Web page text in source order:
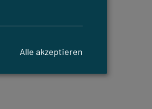
Alle akzeptieren